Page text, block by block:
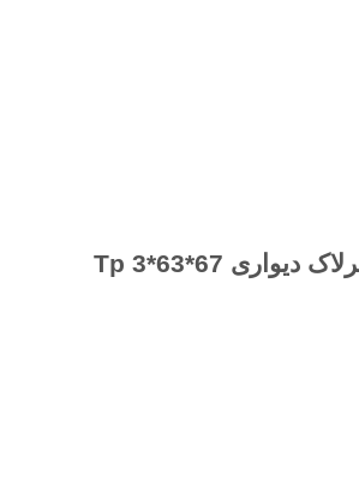
مادگی قدرت اینترلاک دیواری 67*63*3 Tp